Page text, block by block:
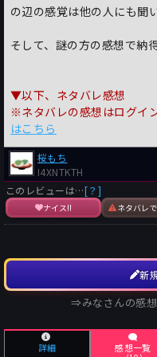
の辺の感覚は他の人にも聞
そして、謎の方の感想で納
▼以下、ネタバレ感想
※ネタバレの感想はログイ
はこちら
桜もち
I4XNTKTH
このレビューは…[？]
ナイス!! ネタバレ
新
⇒みなさんの感想
詳細 感想一覧